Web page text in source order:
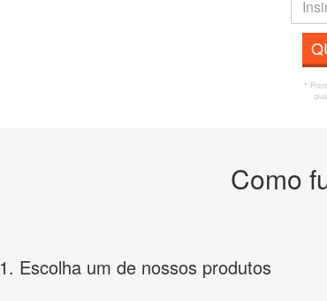
*
Como
1. Escolha um de nossos produtos